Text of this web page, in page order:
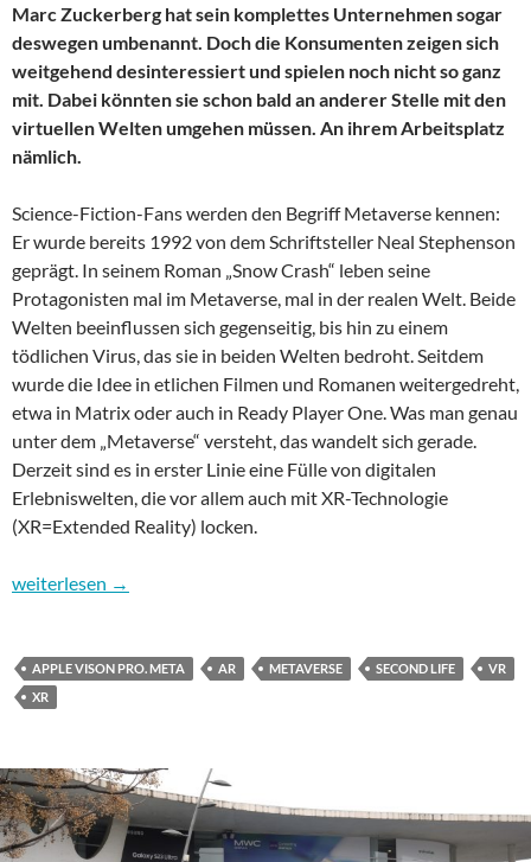
Marc Zuckerberg hat sein komplettes Unternehmen sogar
deswegen umbenannt. Doch die Konsumenten zeigen sich
weitgehend desinteressiert und spielen noch nicht so ganz
mit. Dabei könnten sie schon bald an anderer Stelle mit den
virtuellen Welten umgehen müssen. An ihrem Arbeitsplatz
nämlich.
Science-Fiction-Fans werden den Begriff Metaverse kennen:
Er wurde bereits 1992 von dem Schriftsteller Neal Stephenson
geprägt. In seinem Roman „Snow Crash“ leben seine
Protagonisten mal im Metaverse, mal in der realen Welt. Beide
Welten beeinflussen sich gegenseitig, bis hin zu einem
tödlichen Virus, das sie in beiden Welten bedroht. Seitdem
wurde die Idee in etlichen Filmen und Romanen weitergedreht,
etwa in Matrix oder auch in Ready Player One. Was man genau
unter dem „Metaverse“ versteht, das wandelt sich gerade.
Derzeit sind es in erster Linie eine Fülle von digitalen
Erlebniswelten, die vor allem auch mit XR-Technologie
(XR=Extended Reality) locken.
Das Metaverse: Zwischen Traumwelt und Goldgrube
weiterlesen →
APPLE VISON PRO. META AR METAVERSE SECOND LIFE
VR
XR